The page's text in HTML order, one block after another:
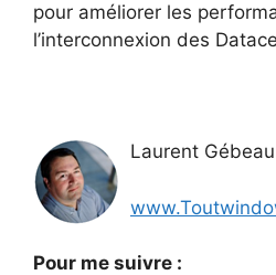
pour améliorer les
l’interconnexion des
Laurent Gébeau
Pour me suivre :